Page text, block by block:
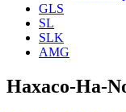
GLS
SL
SLK
AMG
Haxaco-Ha-